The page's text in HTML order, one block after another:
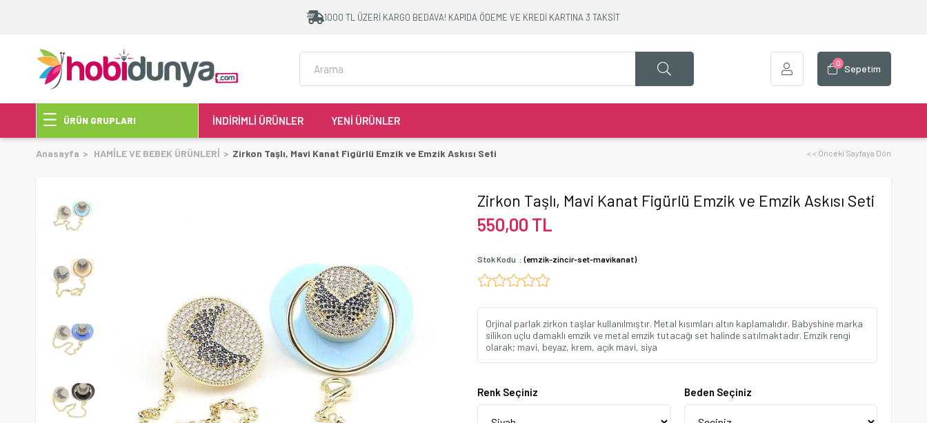
1000 TL ÜZERİ KARGO BEDAVA! KAPIDA ÖDEME VE KREDİ KARTINA 3 TAKSİT
Sepetim
0
ÜRÜN GRUPLARI İNDİRİMLİ ÜRÜNLER YENİ ÜRÜNLER
Anasayfa HAMİLE VE BEBEK ÜRÜNLERİ Zirkon Taşlı, Mavi Kanat Figürlü Emzik ve Emzik Askısı Seti < < Önceki Sayfaya Dön
Zirkon Taşlı, Mavi Kanat Figürlü Emzik ve Emzik Askısı Seti
550,00 TL
Stok Kodu (emzik-zincir-set-mavikanat)
Orjinal parlak zirkon taşlar kullanılmıştır. Metal kısımları altın kaplamalıdır. Babyshine marka
silikon uçlu damaklı emzik ve metal emzik tutacağı set halinde satılmaktadır. Emzik rengi
olarak; mavi, beyaz, krem, açık mavi, siya
Renk Seçiniz Beden Seçiniz